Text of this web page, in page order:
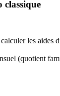
les aides
(quotient